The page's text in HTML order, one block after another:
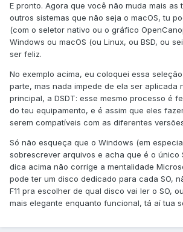
E pronto. Agora que você não muda mais as
outros sistemas que não seja o macOS, tu
(com o seletor nativo ou o gráfico
Windows ou macOS (ou Linux, ou BSD, ou
ser feliz.
No exemplo acima, eu coloquei essa
parte, mas nada impede de ela ser aplicada
principal, a DSDT: esse mesmo processo é
do teu equipamento, e é assim que eles
serem compatíveis com as diferentes
Só não esqueça que o Windows (em
sobrescrever arquivos e acha que é o único
dica acima não corrige a mentalidade
pode ter um disco dedicado para cada SO,
F11 pra escolher de qual disco vai ler o SO,
mais elegante enquanto funcional, tá aí tua